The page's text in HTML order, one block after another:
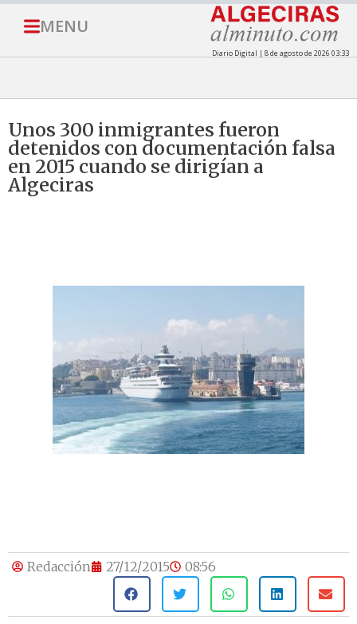
MENU
Diario Digital | 8 de agosto de 2026 03:33
Unos 300 inmigrantes fueron
detenidos con documentación falsa
en 2015 cuando se dirigían a
Algeciras
Redacción 27/12/2015 08:56